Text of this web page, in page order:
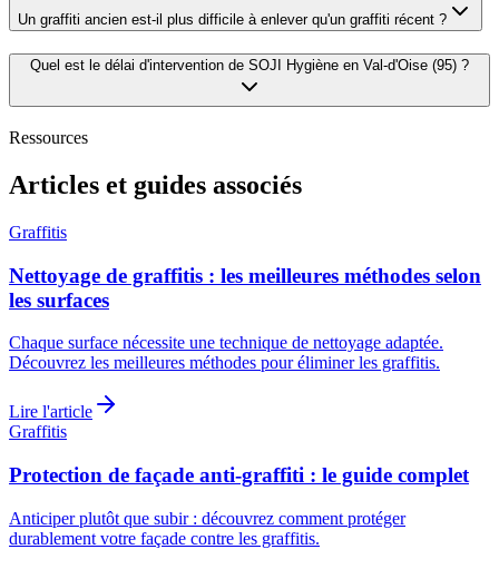
Un graffiti ancien est-il plus difficile à enlever qu'un graffiti récent ?
Quel est le délai d'intervention de SOJI Hygiène en Val-d'Oise (95) ?
Ressources
Articles et guides associés
Graffitis
Nettoyage de graffitis : les meilleures méthodes selon
les surfaces
Chaque surface nécessite une technique de nettoyage adaptée.
Découvrez les meilleures méthodes pour éliminer les graffitis.
Lire l'article
Graffitis
Protection de façade anti-graffiti : le guide complet
Anticiper plutôt que subir : découvrez comment protéger
durablement votre façade contre les graffitis.